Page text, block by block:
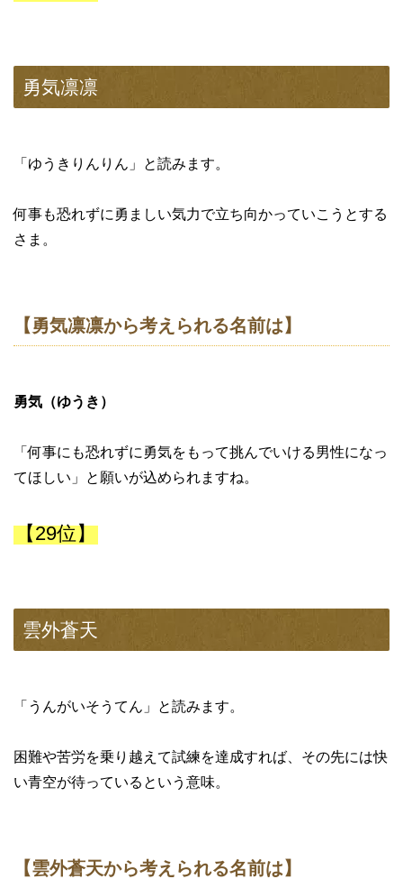
勇気凛凛
「ゆうきりんりん」と読みます。
何事も恐れずに勇ましい気力で立ち向かっていこうとする
さま。
【勇気凛凛から考えられる名前は】
勇気（ゆうき）
「何事にも恐れずに勇気をもって挑んでいける男性になっ
てほしい」と願いが込められますね。
【29位】
雲外蒼天
「うんがいそうてん」と読みます。
困難や苦労を乗り越えて試練を達成すれば、その先には快
い青空が待っているという意味。
【雲外蒼天から考えられる名前は】